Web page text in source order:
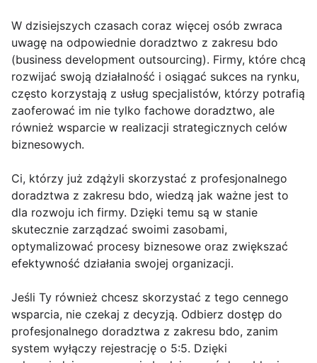
W dzisiejszych czasach coraz więcej osób zwraca
uwagę na odpowiednie doradztwo z zakresu bdo
(business development outsourcing). Firmy, które chcą
rozwijać swoją działalność i osiągać sukces na rynku,
często korzystają z usług specjalistów, którzy potrafią
zaoferować im nie tylko fachowe doradztwo, ale
również wsparcie w realizacji strategicznych celów
biznesowych.
Ci, którzy już zdążyli skorzystać z profesjonalnego
doradztwa z zakresu bdo, wiedzą jak ważne jest to
dla rozwoju ich firmy. Dzięki temu są w stanie
skutecznie zarządzać swoimi zasobami,
optymalizować procesy biznesowe oraz zwiększać
efektywność działania swojej organizacji.
Jeśli Ty również chcesz skorzystać z tego cennego
wsparcia, nie czekaj z decyzją. Odbierz dostęp do
profesjonalnego doradztwa z zakresu bdo, zanim
system wyłączy rejestrację o 5:5. Dzięki